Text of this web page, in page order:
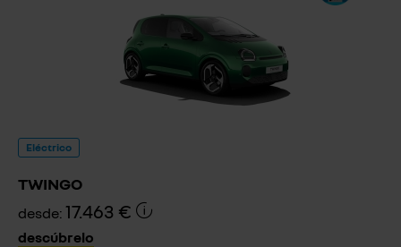
Eléctrico
TWINGO
desde: 17.463 €
descúbrelo